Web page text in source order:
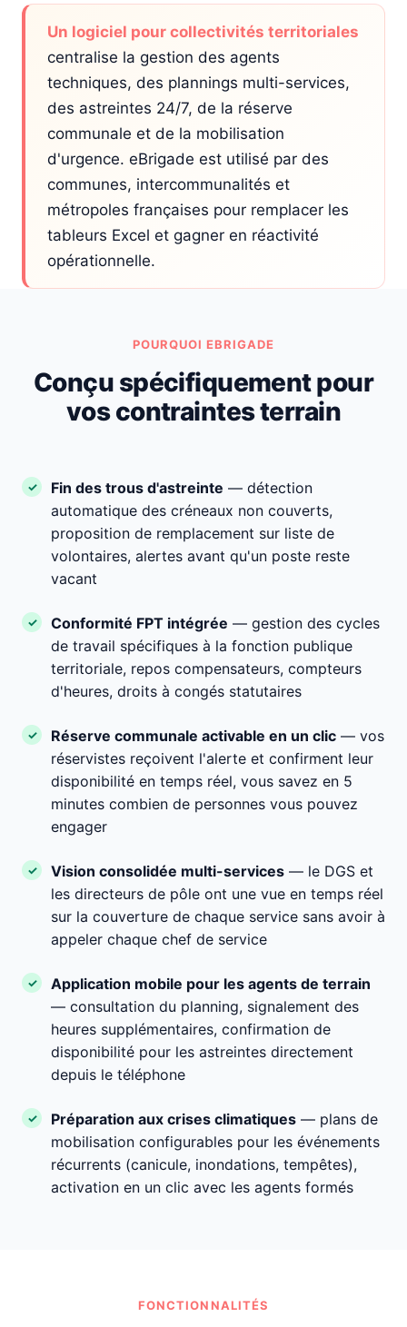
Un logiciel pour collectivités territoriales
centralise la gestion des agents
techniques, des plannings multi-services,
des astreintes 24/7, de la réserve
communale et de la mobilisation
d'urgence. eBrigade est utilisé par des
communes, intercommunalités et
métropoles françaises pour remplacer les
tableurs Excel et gagner en réactivité
opérationnelle.
POURQUOI EBRIGADE
Conçu spécifiquement pour
vos contraintes terrain
Fin des trous d'astreinte — détection
automatique des créneaux non couverts,
proposition de remplacement sur liste de
volontaires, alertes avant qu'un poste reste
vacant
Conformité FPT intégrée — gestion des cycles
de travail spécifiques à la fonction publique
territoriale, repos compensateurs, compteurs
d'heures, droits à congés statutaires
Réserve communale activable en un clic — vos
réservistes reçoivent l'alerte et confirment leur
disponibilité en temps réel, vous savez en 5
minutes combien de personnes vous pouvez
engager
Vision consolidée multi-services — le DGS et
les directeurs de pôle ont une vue en temps réel
sur la couverture de chaque service sans avoir à
appeler chaque chef de service
Application mobile pour les agents de terrain
— consultation du planning, signalement des
heures supplémentaires, confirmation de
disponibilité pour les astreintes directement
depuis le téléphone
Préparation aux crises climatiques — plans de
mobilisation configurables pour les événements
récurrents (canicule, inondations, tempêtes),
activation en un clic avec les agents formés
FONCTIONNALITÉS